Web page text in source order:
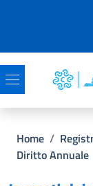
Home /
Diritto Annuale